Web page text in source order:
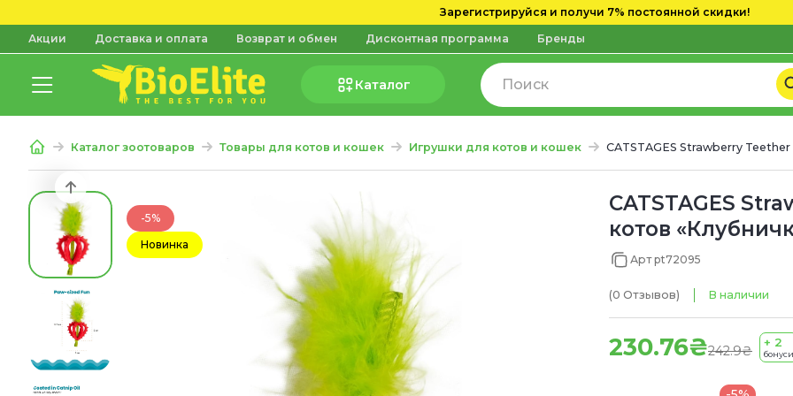
Зарегистрируйся и получи 7% постоянной скидки!
Акции Доставка и оплата Возврат и обмен Дисконтная программа Бренды
Каталог
Каталог зоотоваров Товары для котов и кошек Игрушки для котов и кошек CATSTAGES Strawberry
-5%
Новинка
CATSTAGES
котов
Арт pt72095
(0 Отзывов) В наличии
230.76₴242.9₴
+ 2
бонуси